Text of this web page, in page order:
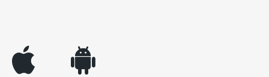
appleinc android